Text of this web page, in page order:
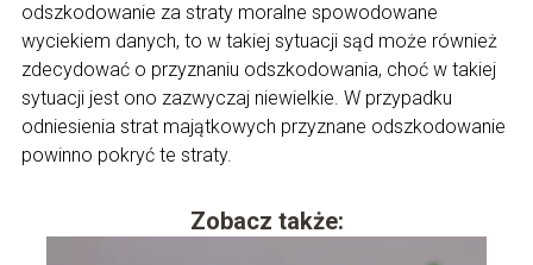
odszkodowanie za straty moralne spowodowane
wyciekiem danych, to w takiej sytuacji sąd może również
zdecydować o przyznaniu odszkodowania, choć w takiej
sytuacji jest ono zazwyczaj niewielkie. W przypadku
odniesienia strat majątkowych przyznane odszkodowanie
powinno pokryć te straty.
Zobacz także: